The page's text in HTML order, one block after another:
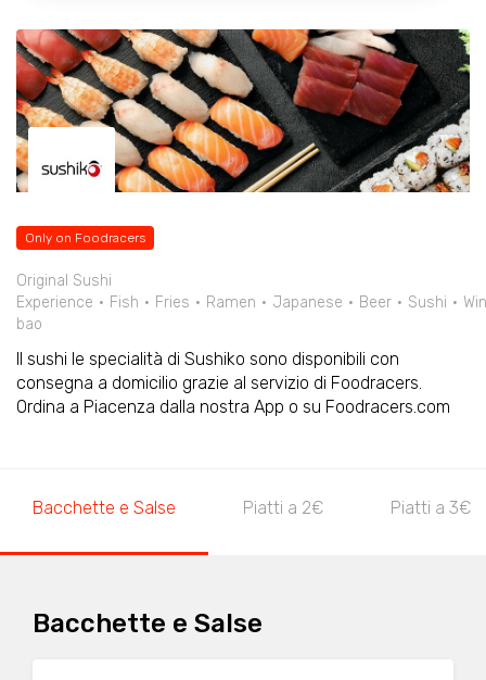
Only on Foodracers
Original Sushi
Experience
Fish Fries Ramen Japanese Beer Sushi
bao
Il sushi le specialità di Sushiko sono disponibili con
consegna a domicilio grazie al servizio di Foodracers.
Ordina a Piacenza dalla nostra App o su Foodracers.com
Bacchette e Salse Piatti a 2€ Piatti a 3€
Bacchette e Salse